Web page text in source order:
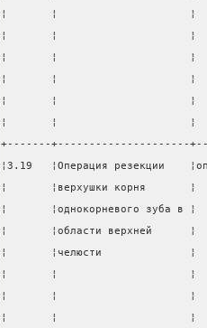
¦       ¦                     ¦
¦       ¦                     ¦
¦       ¦                     ¦
¦       ¦                     ¦
¦       ¦                     ¦
¦       ¦                     ¦
+-------+---------------------
¦3.19   ¦Операция резекции
¦       ¦верхушки корня       ¦
¦       ¦однокорневого зуба
¦       ¦области верхней
¦       ¦челюсти              ¦
¦       ¦                     ¦
¦       ¦                     ¦
¦       ¦                     ¦